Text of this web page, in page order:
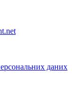
даних